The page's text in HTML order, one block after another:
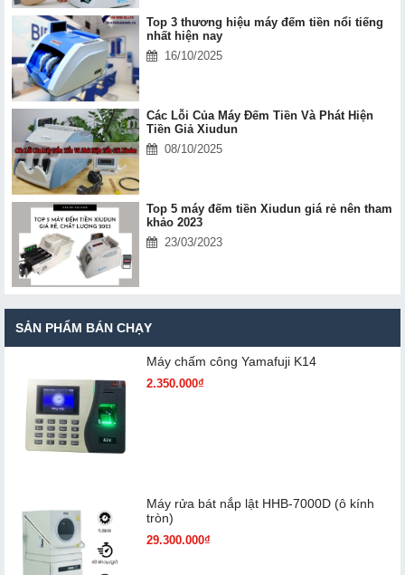
Top 3 thương hiệu máy đếm tiền nổi tiếng
nhất hiện nay
16/10/2025
Các Lỗi Của Máy Đếm Tiền Và Phát Hiện
Tiền Giả Xiudun
08/10/2025
Top 5 máy đếm tiền Xiudun giá rẻ nên tham
khảo 2023
23/03/2023
SẢN PHẨM BÁN CHẠY
Máy chấm cô​ng Yamafuji K14
2.350.000₫
Máy rửa bát nắp lật HHB-7000D (ô kính
tròn)
29.300.000₫